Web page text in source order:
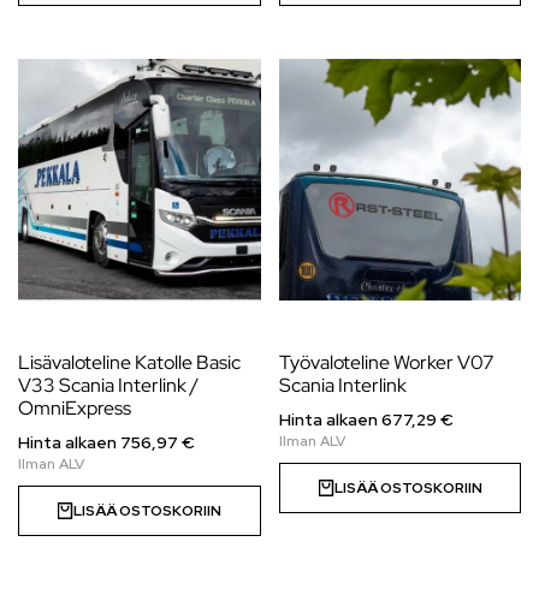
Lisävaloteline Katolle Basic
V33 Scania Interlink /
OmniExpress
Hinta alkaen 756,97 €
LISÄÄ OSTOSKORIIN
Työvaloteline Worker V07
Scania Interlink
Hinta alkaen677,29 €
LISÄÄ OSTOSKORIIN